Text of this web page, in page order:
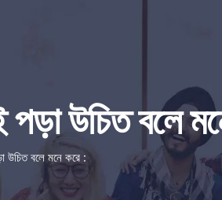
পড়া উচিত বলে
উচিত বলে মনে করে :